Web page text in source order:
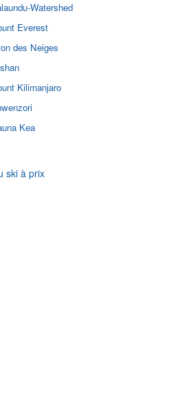
Watershed
Everest
des Neiges
Kilimanjaro
Kea
ski à prix